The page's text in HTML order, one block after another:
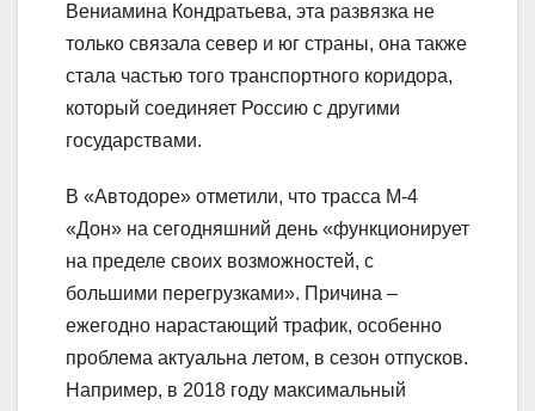
Вениамина Кондратьева, эта развязка не
только связала север и юг страны, она также
стала частью того транспортного коридора,
который соединяет Россию с другими
государствами.
В «Автодоре» отметили, что трасса М-4
«Дон» на сегодняшний день «функционирует
на пределе своих возможностей, с
большими перегрузками». Причина –
ежегодно нарастающий трафик, особенно
проблема актуальна летом, в сезон отпусков.
Например, в 2018 году максимальный